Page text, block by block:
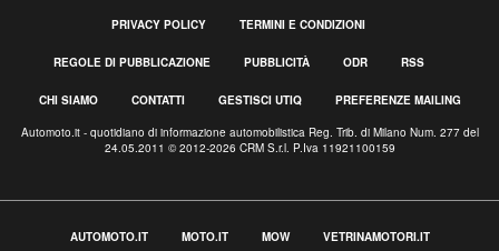
PRIVACY POLICY TERMINI E CONDIZIONI
REGOLE DI PUBBLICAZIONE PUBBLICITÀ ODR RSS
CHI SIAMO CONTATTI GESTISCI UTIQ PREFERENZE MAILING
Automoto.it - quotidiano di informazione automobilistica Reg. Trib. di Milano Num. 277 del
24.05.2011 © 2012-2026 CRM S.r.l. P.Iva 11921100159
AUTOMOTO.IT MOTO.IT MOW VETRINAMOTORI.IT